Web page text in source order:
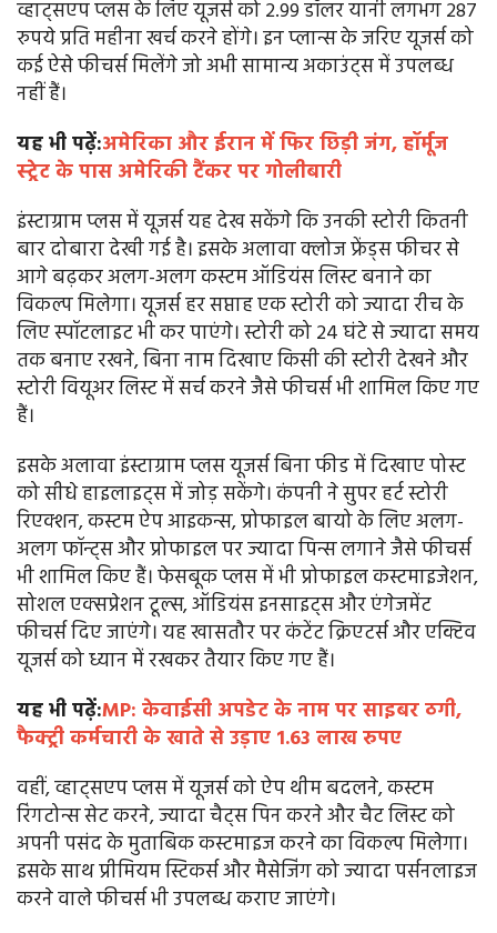
व्हाट्सएप प्लस के लिए यूजर्स को 2.99 डॉलर यानी लगभग 287
रुपये प्रति महीना खर्च करने होंगे। इन प्लान्स के जरिए यूजर्स को
कई ऐसे फीचर्स मिलेंगे जो अभी सामान्य अकाउंट्स में उपलब्ध
नहीं हैं।
यह भी पढ़ें:अमेरिका और ईरान में फिर छिड़ी जंग, हॉर्मूज
स्ट्रेट के पास अमेरिकी टैंकर पर गोलीबारी
इंस्टाग्राम प्लस में यूजर्स यह देख सकेंगे कि उनकी स्टोरी कितनी
बार दोबारा देखी गई है। इसके अलावा क्लोज फ्रेंड्स फीचर से
आगे बढ़कर अलग-अलग कस्टम ऑडियंस लिस्ट बनाने का
विकल्प मिलेगा। यूजर्स हर सप्ताह एक स्टोरी को ज्यादा रीच के
लिए स्पॉटलाइट भी कर पाएंगे। स्टोरी को 24 घंटे से ज्यादा समय
तक बनाए रखने, बिना नाम दिखाए किसी की स्टोरी देखने और
स्टोरी वियूअर लिस्ट में सर्च करने जैसे फीचर्स भी शामिल किए गए
हैं।
इसके अलावा इंस्टाग्राम प्लस यूजर्स बिना फीड में दिखाए पोस्ट
को सीधे हाइलाइट्स में जोड़ सकेंगे। कंपनी ने सुपर हर्ट स्टोरी
रिएक्शन, कस्टम ऐप आइकन्स, प्रोफाइल बायो के लिए अलग-
अलग फॉन्ट्स और प्रोफाइल पर ज्यादा पिन्स लगाने जैसे फीचर्स
भी शामिल किए हैं। फेसबूक प्लस में भी प्रोफाइल कस्टमाइजेशन,
सोशल एक्सप्रेशन टूल्स, ऑडियंस इनसाइट्स और एंगेजमेंट
फीचर्स दिए जाएंगे। यह खासतौर पर कंटेंट क्रिएटर्स और एक्टिव
यूजर्स को ध्यान में रखकर तैयार किए गए हैं।
यह भी पढ़ें:MP: केवाईसी अपडेट के नाम पर साइबर ठगी,
फैक्ट्री कर्मचारी के खाते से उड़ाए 1.63 लाख रुपए
वहीं, व्हाट्सएप प्लस में यूजर्स को ऐप थीम बदलने, कस्टम
रिंगटोन्स सेट करने, ज्यादा चैट्स पिन करने और चैट लिस्ट को
अपनी पसंद के मुताबिक कस्टमाइज करने का विकल्प मिलेगा।
इसके साथ प्रीमियम स्टिकर्स और मैसेजिंग को ज्यादा पर्सनलाइज
करने वाले फीचर्स भी उपलब्ध कराए जाएंगे।